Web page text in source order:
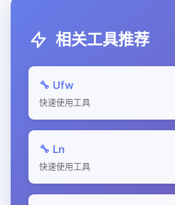
相关工具推荐
🔧 Ufw
快速使用工具
🔧 Ln
快速使用工具